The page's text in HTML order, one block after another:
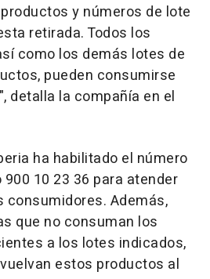
y números de lote
retirada. Todos los
como los demás lotes de
pueden consumirse
detalla la compañía en el
ha habilitado el número
10 23 36 para atender
Además,
que no consuman los
a los lotes indicados,
estos productos al